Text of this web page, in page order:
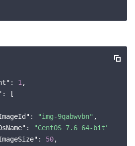
: 1 ,
: [
: "img-9qabwvbn" ,
: "CentOS 7.6 64-bit"
: 50,